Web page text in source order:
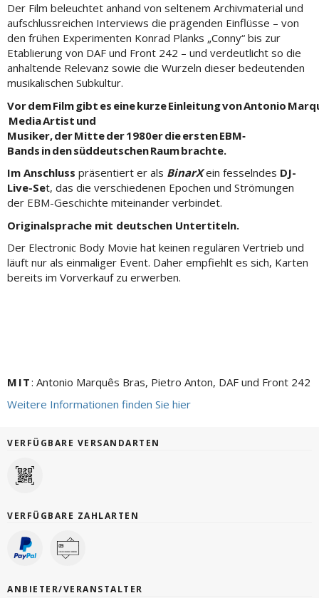
Der Film beleuchtet anhand von seltenem Archivmaterial und
aufschlussreichen Interviews die prägenden Einflüsse – von
den frühen Experimenten Konrad Planks „Conny“ bis zur
Etablierung von DAF und Front 242 – und verdeutlicht so die
anhaltende Relevanz sowie die Wurzeln dieser bedeutenden
musikalischen Subkultur.
Vor dem Film gibt es eine kurze Einleitung von Antonio
Media Artist und
Musiker, der Mitte der 1980er die ersten EBM‐
Bands in den süddeutschen Raum brachte.
Im Anschluss präsentiert er als BinarXein fesselndes DJ-
Live-Set, das die verschiedenen Epochen und Strömungen
der EBM-Geschichte miteinander verbindet.
Originalsprache mit deutschen Untertiteln.
Der Electronic Body Movie hat keinen regulären Vertrieb und
läuft nur als einmaliger Event. Daher empfiehlt es sich, Karten
bereits im Vorverkauf zu erwerben.
MIT: Antonio Marquês Bras, Pietro Anton, DAF und Front 242
Weitere Informationen finden Sie hier
VERFÜGBARE VERSANDARTEN
VERFÜGBARE ZAHLARTEN
ANBIETER/VERANSTALTER